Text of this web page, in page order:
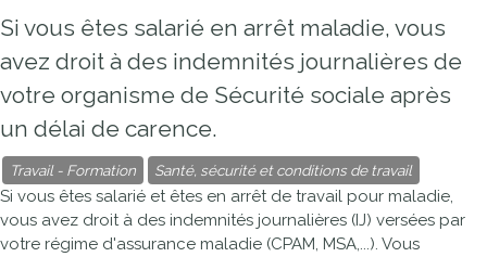
Si vous êtes salarié en arrêt maladie, vous
avez droit à des indemnités journalières de
votre organisme de Sécurité sociale après
un délai de carence.
Travail - Formation Santé, sécurité et conditions de travail
Si vous êtes salarié et êtes en arrêt de travail pour maladie,
vous avez droit à des indemnités journalières (IJ) versées par
votre régime d'assurance maladie (CPAM, MSA,...). Vous